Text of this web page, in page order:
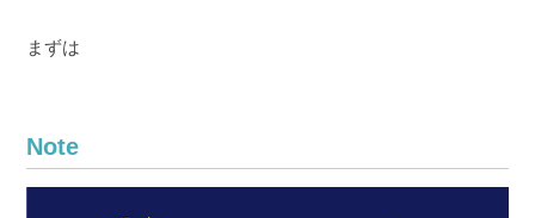
まずは
Note